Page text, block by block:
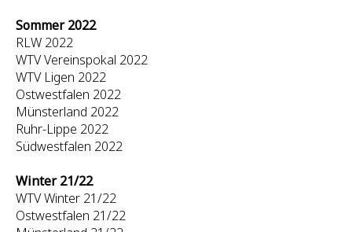
Sommer 2022
RLW 2022
WTV Vereinspokal 2022
WTV Ligen 2022
Ostwestfalen 2022
Münsterland 2022
Ruhr-Lippe 2022
Südwestfalen 2022
Winter 21/22
WTV Winter 21/22
Ostwestfalen 21/22